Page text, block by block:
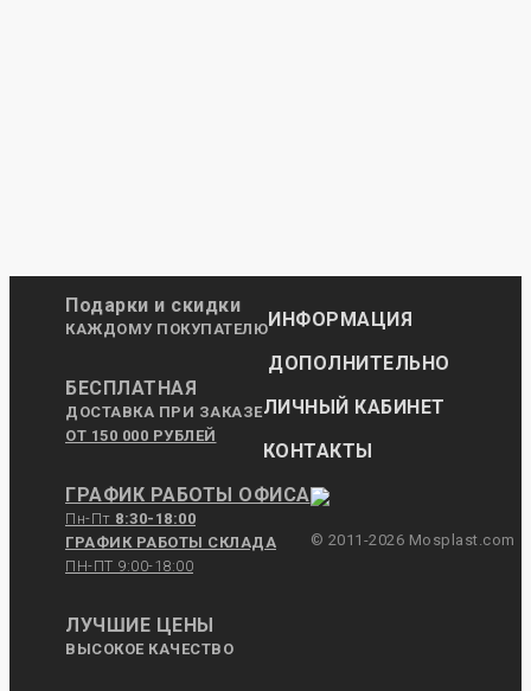
Подарки и скидки
КАЖДОМУ ПОКУПАТЕЛЮ
БЕСПЛАТНАЯ
ДОСТАВКА ПРИ ЗАКАЗЕ
ОТ 150 000 РУБЛЕЙ
ГРАФИК РАБОТЫ ОФИСА
Пн-Пт 8:30-18:00
ГРАФИК РАБОТЫ СКЛАДА
ПН-ПТ 9:00-18:00
ЛУЧШИЕ ЦЕНЫ
ВЫСОКОЕ КАЧЕСТВО
ИНФОРМАЦИЯ
ДОПОЛНИТЕЛЬНО
ЛИЧНЫЙ КАБИНЕТ
КОНТАКТЫ
© 2011-2026 Mosplast.com